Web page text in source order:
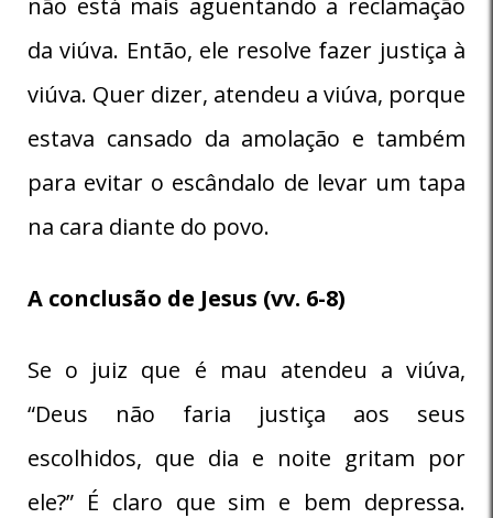
da viúva. Então, ele resolve fazer justiça à
viúva. Quer dizer, atendeu a viúva, porque
estava cansado da amolação e também
para evitar o escândalo de levar um tapa
na cara diante do povo.
A conclusão de Jesus (vv. 6-8)
Se o juiz que é mau atendeu a viúva,
“Deus não faria justiça aos seus
escolhidos, que dia e noite gritam por
ele?” É claro que sim e bem depressa.